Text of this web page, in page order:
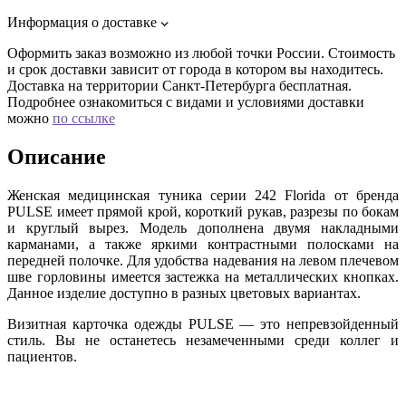
Информация о доставке
Оформить заказ возможно из любой точки России. Стоимость
и срок доставки зависит от города в котором вы находитесь.
Доставка на территории Санкт-Петербурга бесплатная.
Подробнее ознакомиться с видами и условиями доставки
можно по ссылке
Описание
Женская медицинская туника серии 242 Florida от бренда
PULSE имеет прямой крой, короткий рукав, разрезы по бокам
и круглый вырез. Модель дополнена двумя накладными
карманами, а также яркими контрастными полосками на
передней полочке. Для удобства надевания на левом плечевом
шве горловины имеется застежка на металлических кнопках.
Данное изделие доступно в разных цветовых вариантах.
Визитная карточка одежды PULSE — это непревзойденный
стиль. Вы не останетесь незамеченными среди коллег и
пациентов.